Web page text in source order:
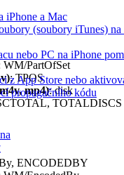
iPhone a Mac
(soubory iTunes) na
nebo PC na iPhone
z App Store nebo
propagačního kódu
WM/PartOfSet
: TPOS
mp4): disk
TOTALDISCS
ENCODEDBY